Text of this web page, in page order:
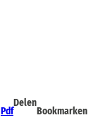
Pdf
Delen
Bookmarken